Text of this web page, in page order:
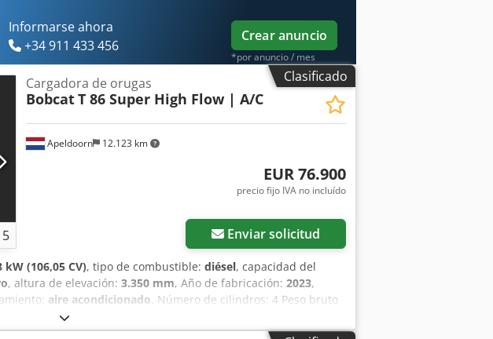
Informarse ahora
+34 911 433 456
Crear anuncio
*por anuncio / mes
Clasificado
Apeldoorn 12.123 km
Cargadora de orugas
BobcatT 86 Super High Flow | A/C
EUR 76.900
precio fijo IVA no incluído
Enviar solicitud
kW (106,05 CV), tipo de combustible: diésel, capacidad del
, altura de elevación: 3.350 mm, Año de fabricación: 2023,
aire acondicionado, Número de cilindros: 4 Peso bruto
390 x 203 x 211 cm Tipo de motor: Bobcat DM03VA Anchura
Sí Marcado CE: sí Estado técnico: muy bueno Estado visual: